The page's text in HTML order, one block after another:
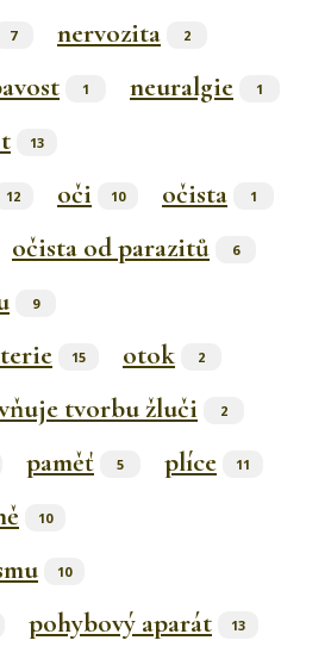
7 nervozita 2
1 neuralgie 1
13
12 oči 10 očista 1
očista od parazitů 6
9
15 otok 2
tvorbu žluči 2
paměť 5 plíce 11
10
10
pohybový aparát 13